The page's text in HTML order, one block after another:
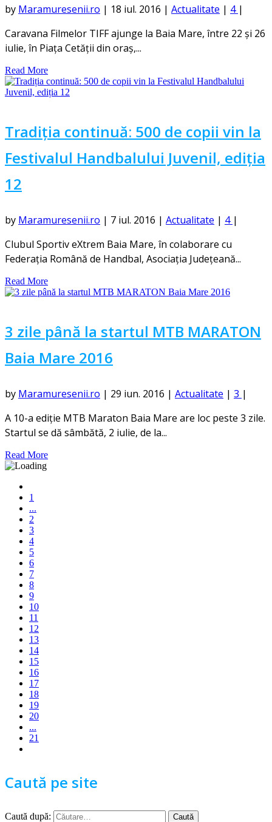
by Maramuresenii.ro | 18 iul. 2016 | Actualitate | 4 |
Caravana Filmelor TIFF ajunge la Baia Mare, între 22 și 26
iulie, în Piața Cetății din oraș,...
Read More
Tradiția continuă: 500 de copii vin la
Festivalul Handbalului Juvenil, ediția
12
by Maramuresenii.ro | 7 iul. 2016 | Actualitate | 4 |
Clubul Sportiv eXtrem Baia Mare, în colaborare cu
Federația Română de Handbal, Asociația Județeană...
Read More
3 zile până la startul MTB MARATON
Baia Mare 2016
by Maramuresenii.ro | 29 iun. 2016 | Actualitate | 3 |
A 10-a ediție MTB Maraton Baia Mare are loc peste 3 zile.
Startul se dă sâmbătă, 2 iulie, de la...
Read More
1
...
2
3
4
5
6
7
8
9
10
11
12
13
14
15
16
17
18
19
20
...
21
Caută pe site
Caută după: